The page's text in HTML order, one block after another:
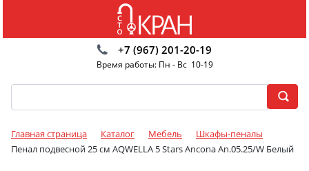
+7 (967) 201-20-19
Время работы: Пн - Вс 10-19
Главная страница Каталог Мебель
Шкафы-пеналы
Пенал подвесной 25 см AQWELLA 5 Stars Ancona An.05.25/W Белый